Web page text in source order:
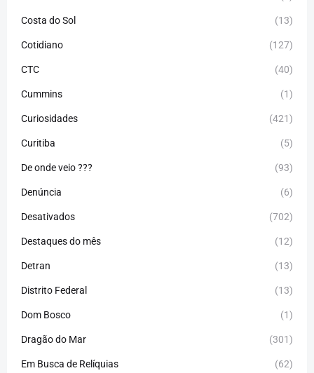
Costa do Sol (13)
Cotidiano (127)
CTC (40)
Cummins (1)
Curiosidades (421)
Curitiba (5)
De onde veio ??? (93)
Denúncia (6)
Desativados (702)
Destaques do mês (12)
Detran (13)
Distrito Federal (13)
Dom Bosco (1)
Dragão do Mar (301)
Em Busca de Relíquias (62)